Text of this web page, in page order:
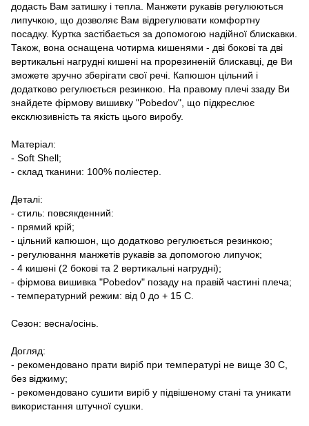
додасть Вам затишку і тепла. Манжети рукавів регулюються
липучкою, що дозволяє Вам відрегулювати комфортну
посадку. Куртка застібається за допомогою надійної блискавки.
Також, вона оснащена чотирма кишенями - дві бокові та дві
вертикальні нагрудні кишені на прорезиненій блискавці, де Ви
зможете зручно зберігати свої речі. Капюшон цільний і
додатково регулюється резинкою. На правому плечі ззаду Ви
знайдете фірмову вишивку "Pobedov", що підкреслює
ексклюзивність та якість цього виробу.
Матеріал:
- Soft Shell;
- склад тканини: 100% поліестер.
Деталі:
- стиль: повсякденний:
- прямий крій;
- цільний капюшон, що додатково регулюється резинкою;
- регулювання манжетів рукавів за допомогою липучок;
- 4 кишені (2 бокові та 2 вертикальні нагрудні);
- фірмова вишивка "Pobedov" позаду на правій частині плеча;
- температурний режим: від 0 до + 15 С.
Сезон: весна/осінь.
Догляд:
- рекомендовано прати виріб при температурі не вище 30 C,
без віджиму;
- рекомендовано сушити виріб у підвішеному стані та уникати
використання штучної сушки.